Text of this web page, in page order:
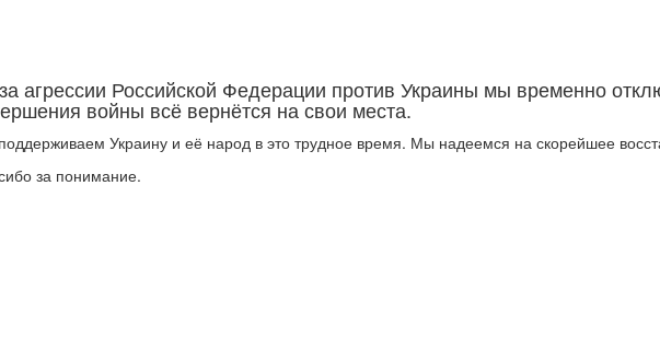
агрессии Российской Федерации против Украины мы временно
войны всё вернётся на свои места.
Украину и её народ в это трудное время. Мы надеемся на скорейшее
за понимание.